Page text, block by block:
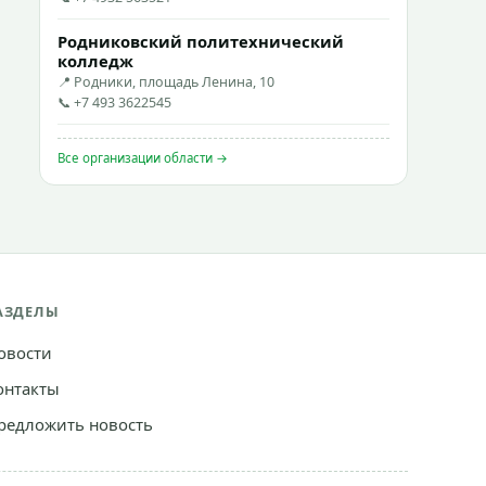
Родниковский политехнический
колледж
📍 Родники, площадь Ленина, 10
📞 +7 493 3622545
Все организации области →
новость